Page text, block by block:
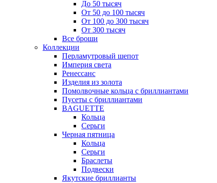
До 50 тысяч
От 50 до 100 тысяч
От 100 до 300 тысяч
От 300 тысяч
Все броши
Коллекции
Перламутровый шепот
Империя света
Ренессанс
Изделия из золота
Помолвочные кольца с бриллиантами
Пусеты с бриллиантами
BAGUETTE
Кольца
Серьги
Черная пятница
Кольца
Серьги
Браслеты
Подвески
Якутские бриллианты